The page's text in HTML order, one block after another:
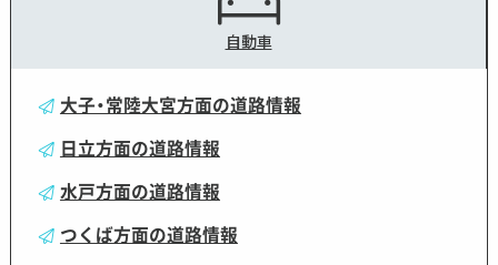
自動車
大子・常陸大宮方面の道路情報
日立方面の道路情報
水戸方面の道路情報
つくば方面の道路情報